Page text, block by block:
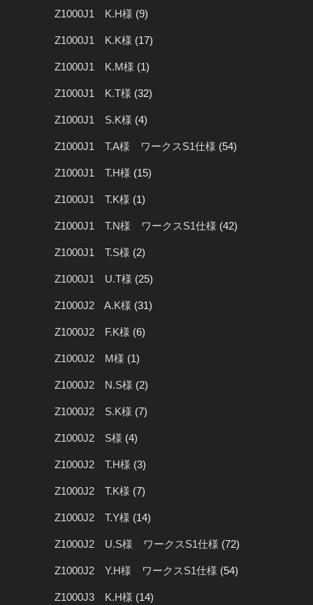
Z1000J1 K.H様 (9)
Z1000J1 K.K様 (17)
Z1000J1 K.M様 (1)
Z1000J1 K.T様 (32)
Z1000J1 S.K様 (4)
Z1000J1 T.A様 ワークスS1仕様 (54)
Z1000J1 T.H様 (15)
Z1000J1 T.K様 (1)
Z1000J1 T.N様 ワークスS1仕様 (42)
Z1000J1 T.S様 (2)
Z1000J1 U.T様 (25)
Z1000J2 A.K様 (31)
Z1000J2 F.K様 (6)
Z1000J2 M様 (1)
Z1000J2 N.S様 (2)
Z1000J2 S.K様 (7)
Z1000J2 S様 (4)
Z1000J2 T.H様 (3)
Z1000J2 T.K様 (7)
Z1000J2 T.Y様 (14)
Z1000J2 U.S様 ワークスS1仕様 (72)
Z1000J2 Y.H様 ワークスS1仕様 (54)
Z1000J3 K.H様 (14)